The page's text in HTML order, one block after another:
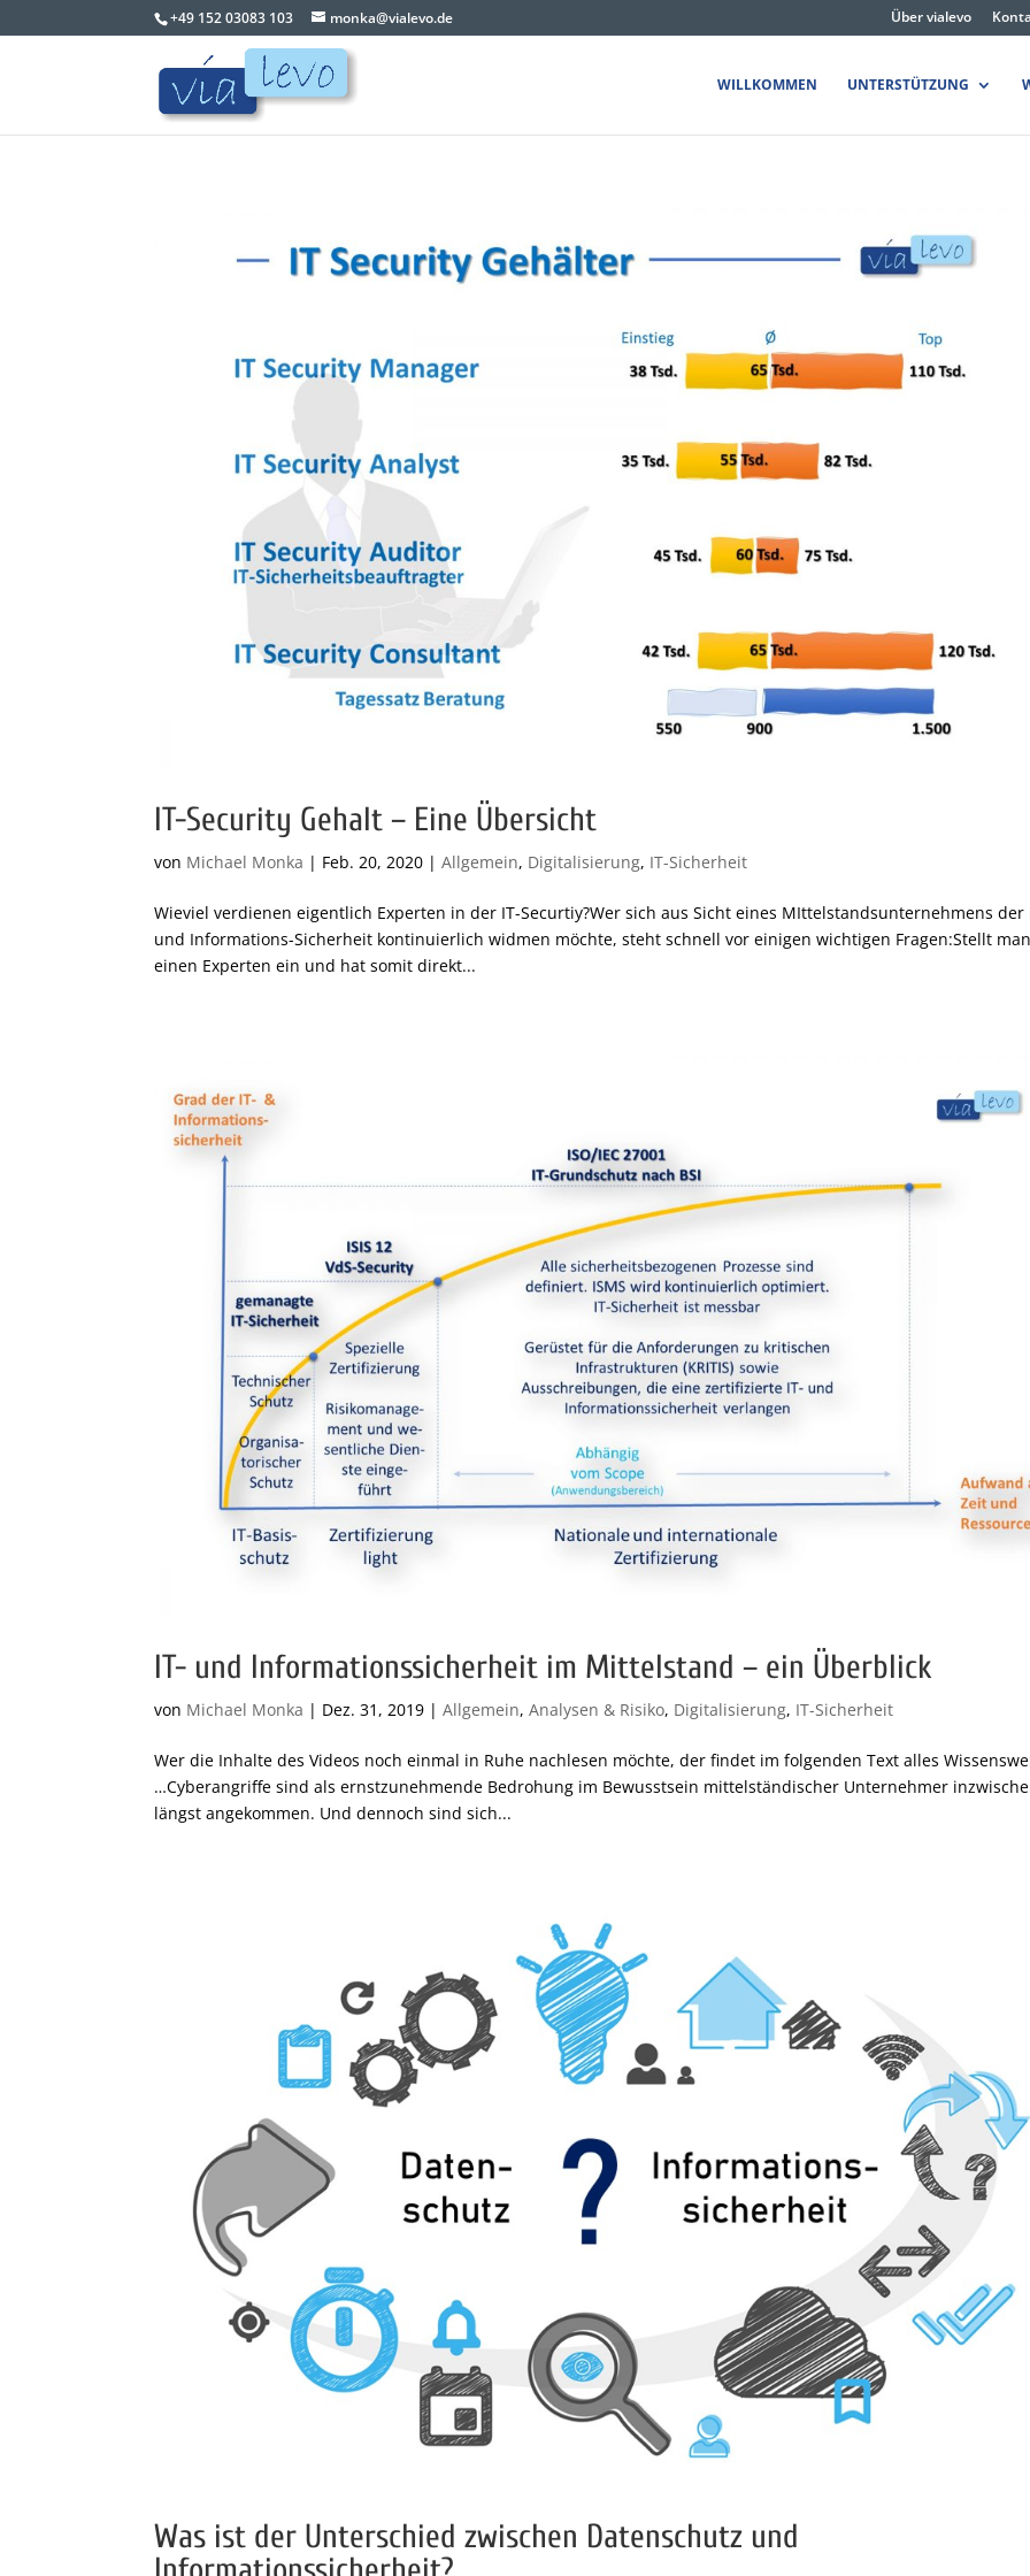
+49 152 03083 103 monka@vialevo.de Über vialevo
WILLKOMMEN UNTERSTÜTZUNG
IT-Security Gehalt – Eine Übersicht
von Michael Monka | Feb. 20, 2020 |Allgemein, Digitalisierung, IT-Sicherheit
Wieviel verdienen eigentlich Experten in der IT-Securtiy?Wer sich aus Sicht eines MIttelstandsunternehmens der
und Informations-Sicherheit kontinuierlich widmen möchte, steht schnell vor einigen wichtigen Fragen:Stellt man
einen Experten ein und hat somit direkt...
IT- und Informationssicherheit im Mittelstand – ein Überblick
von Michael Monka | Dez. 31, 2019 |Allgemein,Analysen & Risiko, Digitalisierung, IT-Sicherheit
Wer die Inhalte des Videos noch einmal in Ruhe nachlesen möchte, der findet im folgenden Text alles
…Cyberangriffe sind als ernstzunehmende Bedrohung im Bewusstsein mittelständischer Unternehmer
längst angekommen. Und dennoch sind sich...
Was ist der Unterschied zwischen Datenschutz und